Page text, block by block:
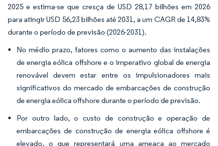
2025 e estima-se que cresça de USD 28,17 bilhões em 2026
para atingir USD 56,23 bilhões até 2031, a um CAGR de 14,83%
durante o período de previsão (2026-2031).
No médio prazo, fatores como o aumento das instalações
de energia eólica offshore e o imperativo global de energia
renovável devem estar entre os impulsionadores mais
significativos do mercado de embarcações de construção
de energia eólica offshore durante o período de previsão.
Por outro lado, o custo de construção e operação de
embarcações de construção de energia eólica offshore é
elevado, o que representará uma ameaça ao mercado